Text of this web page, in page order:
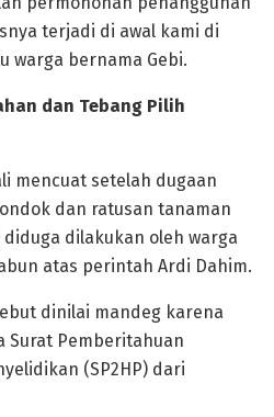
terjadi di awal kami di
warga bernama Gebi.
dan Tebang Pilih
mencuat setelah dugaan
dan ratusan tanaman
dilakukan oleh warga
atas perintah Ardi Dahim.
dinilai mandeg karena
Surat Pemberitahuan
(SP2HP) dari